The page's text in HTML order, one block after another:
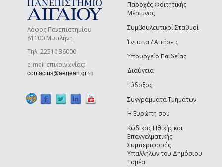
Λόφος Πανεπιστημίου
81100 Μυτιλήνη
Τηλ. 22510 36000
e-mail επικοινωνίας:
contactus@aegean.gr(link sends e-mail)
Παροχές Φοιτητικής
Μέριμνας
Συμβουλευτικοί Σταθμοί
Έντυπα / Αιτήσεις
Υπουργείο Παιδείας
Διαύγεια
Εύδοξος
Συγγράμματα Τμημάτων
Η Ευρώπη σου
Κώδικας Ηθικής και
Επαγγελματικής
Συμπεριφοράς
Υπαλλήλων του Δημόσιου
Τομέα